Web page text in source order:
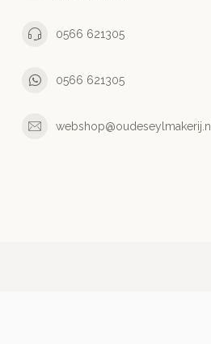
0566 621305
0566 621305
webshop@oudeseylmakerij.nl